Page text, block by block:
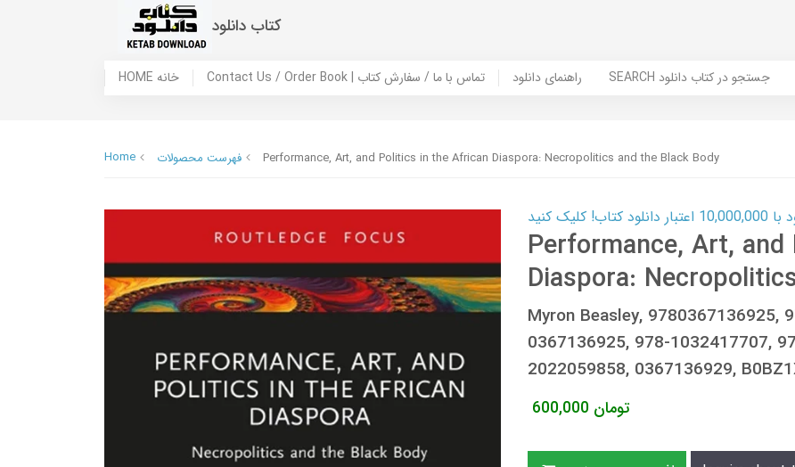
کتاب دانلود
HOME خانه Contact Us / Order Book | تماس با ما / سفارش کتاب راهنمای دانلود SEARCH جستجو در کتاب دانلود
Home فهرست محصولات Performance, Art, and Politics in the African Diaspora: Necropolitics and the Black Body
کنید
Performance, Art,
Diaspora:
Myron Beasley, 9780367136925,
0367136925, 978-1032417707,
2022059858, 0367136929,
600,000 تومان